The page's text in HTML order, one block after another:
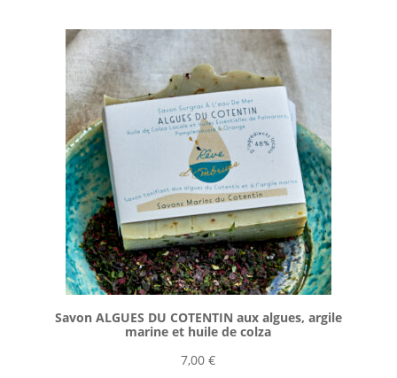
Savon ALGUES DU COTENTIN aux algues, argile
marine et huile de colza
7,00€